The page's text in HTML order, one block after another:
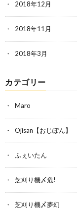
2018年12月
2018年11月
2018年3月
カテゴリー
Maro
Ojisan【おじぽん】
ふぇいたん
芝刈り機〆危!
芝刈り機〆夢幻